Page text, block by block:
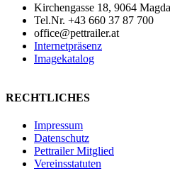
Kirchengasse 18, 9064
Tel.Nr. +43 660 37 87 700
office@pettrailer.at
Internetpräsenz
Imagekatalog
RECHTLICHES
Impressum
Datenschutz
Pettrailer Mitglied
Vereinsstatuten